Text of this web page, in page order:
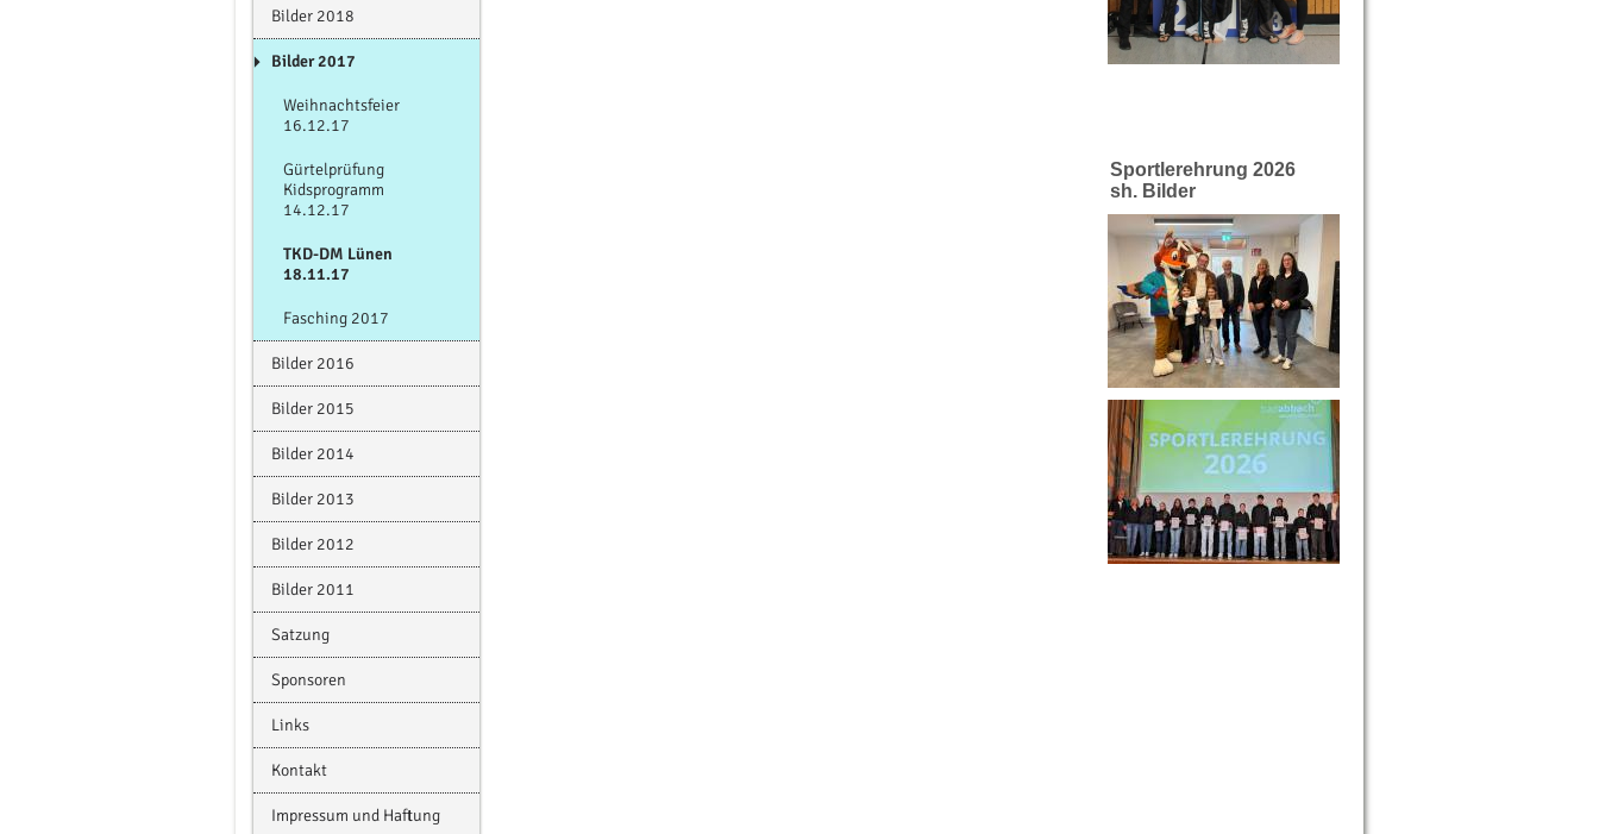
Bilder 2018
Bilder 2017
Weihnachtsfeier
16.12.17
Gürtelprüfung
Kidsprogramm
14.12.17
TKD-DM Lünen
18.11.17
Fasching 2017
Bilder 2016
Bilder 2015
Bilder 2014
Bilder 2013
Bilder 2012
Bilder 2011
Satzung
Sponsoren
Links
Kontakt
Impressum und Haftung
Sportlerehrung 2026
sh. Bilder